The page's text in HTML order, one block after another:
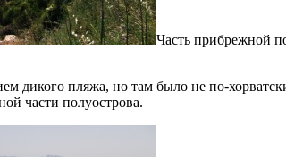
Часть прибрежной
дикого пляжа, но там было не по-
части полуострова.